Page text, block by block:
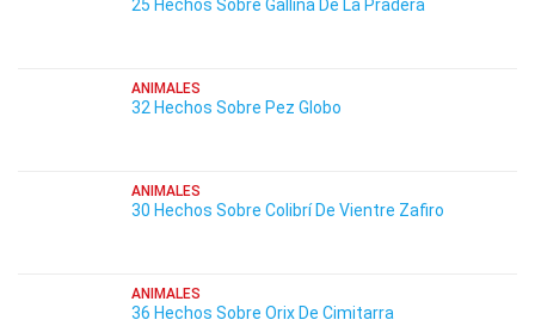
25 Hechos Sobre Gallina De La Pradera
ANIMALES
32 Hechos Sobre Pez Globo
ANIMALES
30 Hechos Sobre Colibrí De Vientre Zafiro
ANIMALES
36 Hechos Sobre Orix De Cimitarra